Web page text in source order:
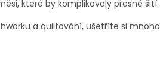
které by komplikovaly přesné šití.
a quiltování, ušetříte si mnoho